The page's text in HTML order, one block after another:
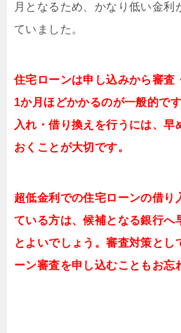
月となるため、かなり低い金利
ていました。
住宅ローンは申し込みから審査
1か月ほどかかるのが一般的で
入れ・借り換えを行うには、早
おくことが大切です。
超低金利での住宅ローンの借り
ている方は、候補となる銀行へ
とよいでしょう。審査対策とし
ーン審査を申し込むこともお忘